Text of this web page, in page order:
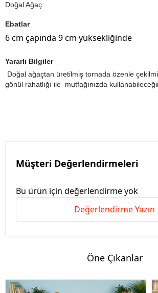
Doğal Ağaç
Ebatlar
6 cm çapında 9 cm yüksekliğinde
Yararlı Bilgiler
Doğal ağaçtan üretilmiş tornada özenle
gönül rahatlığı ile mutfağınızda
Müşteri Değerlendirmeleri
Bu ürün için değerlendirme yok
Değerlendirme Yazın
Öne Çıkanlar